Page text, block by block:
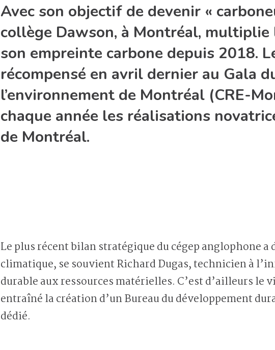
Avec son objectif de devenir «
collège Dawson, à Montréal,
son empreinte carbone depuis 2018.
récompensé en avril dernier au Gala
l’environnement de Montréal (CRE-
chaque année les réalisations
de Montréal.
Le plus récent bilan stratégique du cégep anglophone a
climatique, se souvient Richard Dugas, technicien à
durable aux ressources matérielles. C’est d’ailleurs le
entraîné la création d’un Bureau du développement
dédié.